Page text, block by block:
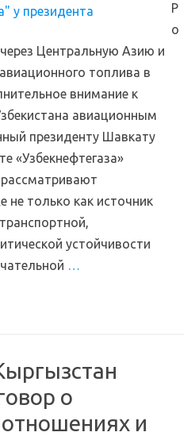
Р
о
Центральную Азию и
топлива в
внимание к
авиационным
президенту Шавкату
«Узбекнефтегаза»
не только как источник
устойчивости
…
о
и